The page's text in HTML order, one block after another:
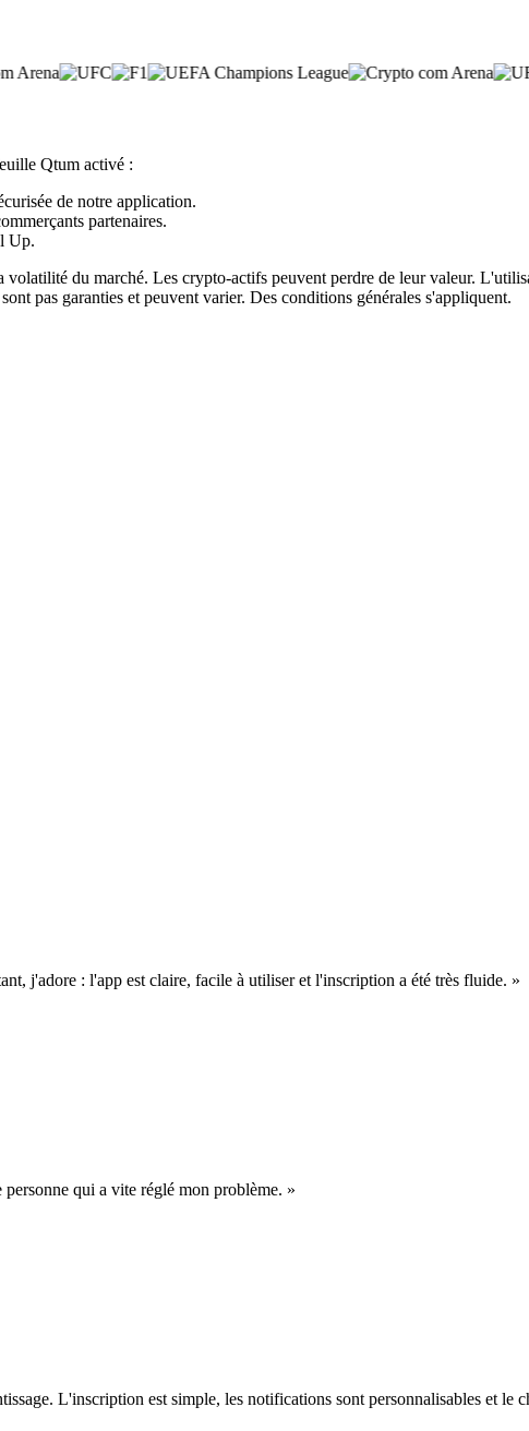
Qtum activé :
de notre application.
partenaires.
Up.
volatilité du marché. Les crypto-actifs peuvent perdre de leur valeur.
pas garanties et peuvent varier. Des conditions générales s'appliquent.
j'adore : l'app est claire, facile à utiliser et l'inscription a été très fluide. »
qui a vite réglé mon problème. »
L'inscription est simple, les notifications sont personnalisables et le